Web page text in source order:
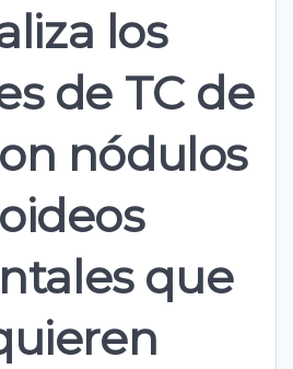
los
de TC de
nódulos
que